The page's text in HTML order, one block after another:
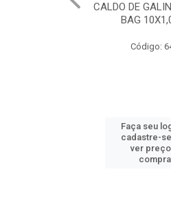
CALDO DE
BAG
Código:
Faça seu
cadastre-
ver